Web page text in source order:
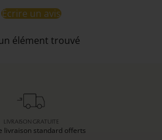
Écrire un avis
élément trouvé
LIVRAISON GRATUITE
livraison standard offerts